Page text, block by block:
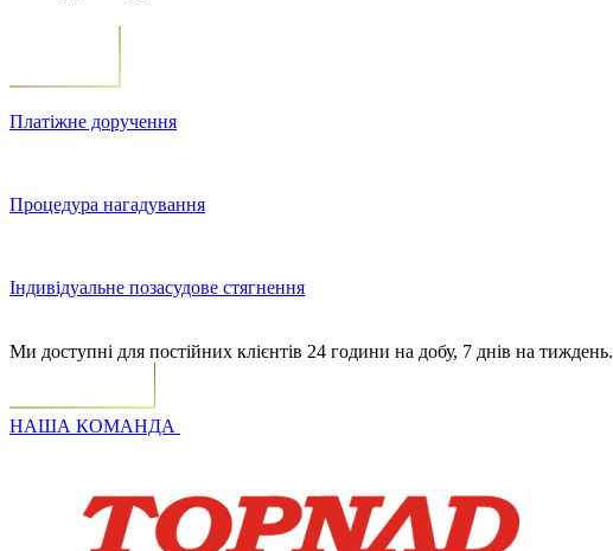
Платіжне доручення
Процедура нагадування
Індивідуальне позасудове стягнення
Ми доступні для постійних клієнтів 24 години на добу, 7 днів на тиждень.
НАША КОМАНДА